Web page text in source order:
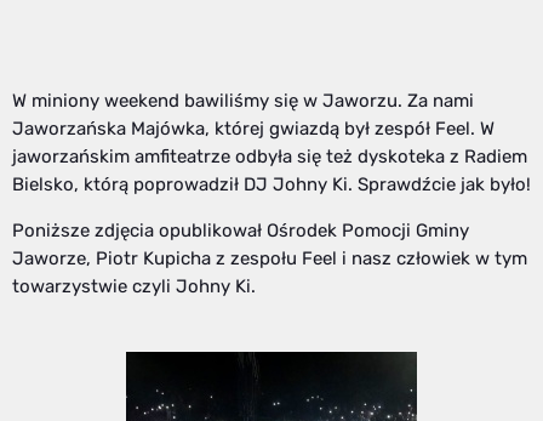
W miniony weekend bawiliśmy się w Jaworzu. Za nami
Jaworzańska Majówka, której gwiazdą był zespół Feel. W
jaworzańskim amfiteatrze odbyła się też dyskoteka z Radiem
Bielsko, którą poprowadził DJ Johny Ki. Sprawdźcie jak było!
Poniższe zdjęcia opublikował Ośrodek Pomocji Gminy
Jaworze, Piotr Kupicha z zespołu Feel i nasz człowiek w tym
towarzystwie czyli Johny Ki.